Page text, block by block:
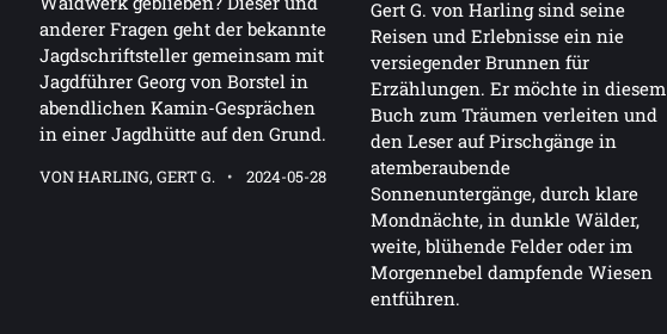
anderer Fragen geht der bekannte
Jagdschriftsteller gemeinsam mit
Jagdführer Georg von Borstel in
abendlichen Kamin-Gesprächen
in einer Jagdhütte auf den Grund.
VON HARLING, GERT G. 2024-05-28
Gert G. von Harling sind seine
Reisen und Erlebnisse ein nie
versiegender Brunnen für
Erzählungen. Er möchte in diesem
Buch zum Träumen verleiten und
den Leser auf Pirschgänge in
atemberaubende
Sonnenuntergänge, durch klare
Mondnächte, in dunkle Wälder,
weite, blühende Felder oder im
Morgennebel dampfende Wiesen
entführen.